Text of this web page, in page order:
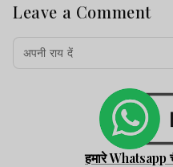
Leave a Comment
हमारे